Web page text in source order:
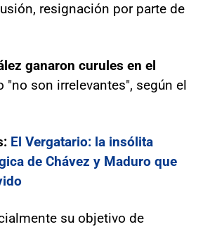
resignación por parte de
ganaron curules en el
"no son irrelevantes", según el
El Vergatario: la insólita
de Chávez y Maduro que
su objetivo de